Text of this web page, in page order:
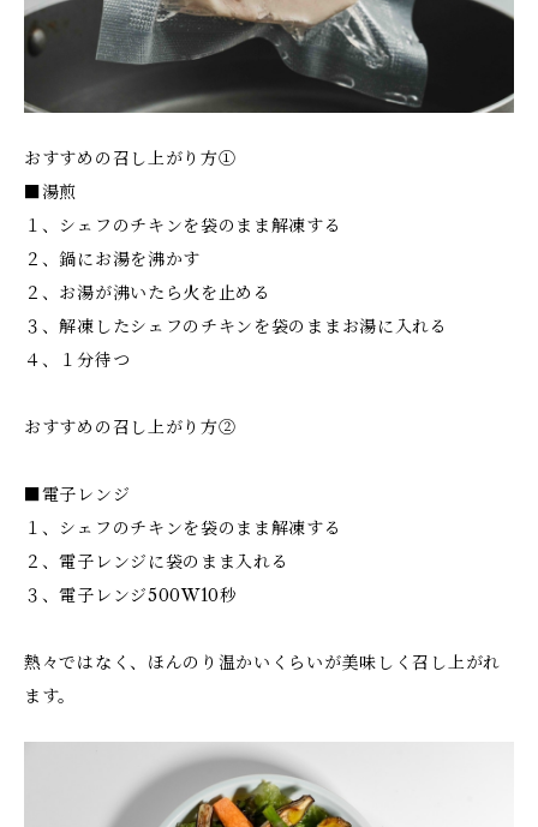
おすすめの召し上がり方①
■湯煎
１、シェフのチキンを袋のまま解凍する
２、鍋にお湯を沸かす
２、お湯が沸いたら火を止める
３、解凍したシェフのチキンを袋のままお湯に入れる
４、１分待つ
おすすめの召し上がり方②
■電子レンジ
１、シェフのチキンを袋のまま解凍する
２、電子レンジに袋のまま入れる
３、電子レンジ500W10秒
熱々ではなく、ほんのり温かいくらいが美味しく召し上がれ
ます。